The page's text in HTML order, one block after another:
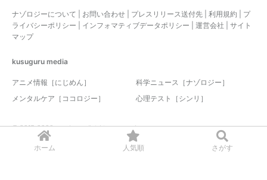
ホーム 人気順 さがす
ナゾロジーについて お問い合わせ プレスリリース送付先 利用規約
プ
ライバシーポリシー
インフォマティブデータポリシー 運営会社
サイト
マップ
kusuguru media
アニメ情報［にじめん］
科学ニュース［ナゾロジー］
メンタルケア［ココロジー］
心理テスト［シンリ］
© 2017-2026 nazology. all rights reserved.